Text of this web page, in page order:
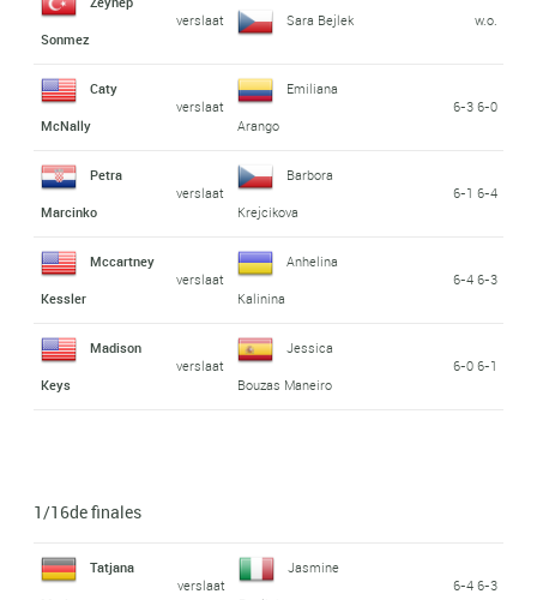
Sonmez
verslaat Sara Bejlek w.o.
Caty
McNally
verslaat
Emiliana
Arango
6-3 6-0
Petra
Marcinko
verslaat
Barbora
Krejcikova
6-1 6-4
Mccartney
Kessler
verslaat
Anhelina
Kalinina
6-4 6-3
Madison
Keys
verslaat
Jessica
Bouzas Maneiro
6-0 6-1
1/16de finales
Tatjana
verslaat
Jasmine
6-4 6-3